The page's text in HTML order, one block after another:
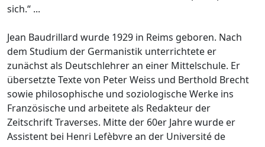
sich.“ ...
Jean Baudrillard wurde 1929 in Reims geboren. Nach
dem Studium der Germanistik unterrichtete er
zunächst als Deutschlehrer an einer Mittelschule. Er
übersetzte Texte von Peter Weiss und Berthold Brecht
sowie philosophische und soziologische Werke ins
Französische und arbeitete als Redakteur der
Zeitschrift Traverses. Mitte der 60er Jahre wurde er
Assistent bei Henri Lefèbvre an der Université de